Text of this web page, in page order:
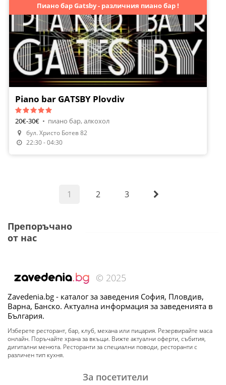
Направи Резервация
Пиано бар Gatsby - различния пиано бар !
Piano bar GATSBY Plovdiv
20€-30€ • пиано бар, алкохол
бул. Христо Ботев 82
22:30 - 04:30
1 2 3
Препоръчано
от нас
© 2025
Zavedenia.bg - каталог за заведения София, Пловдив,
Варна, Банско. Актуална информация за заведенията в
България.
Изберете ресторант, бар, клуб, механа или пицария. Резервирайте маса
онлайн. Поръчайте храна за вкъщи. Вижте актуални оферти, събития,
дигитални менюта. Ресторанти за специални поводи, ресторанти с
различен тип кухня.
За посетители